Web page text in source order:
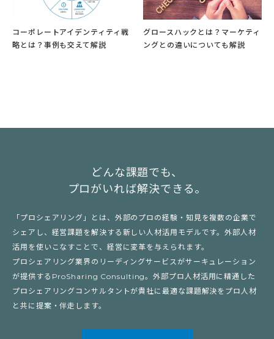
コーポレートアイデンティティ戦
略とは？事例も交えて解説
グロースハックとは？マーケティ
ングとの違いについても解説
どんな課題でも、
プロがいれば解決できる。
「プロシェアリング」とは、外部のプロの経験・知見を複数の企業で
シェアし、経営課題を解決する新しい人材活用モデルです。外部人材
活用を使いこなすことで、経営に変革を与えられます。
プロシェアリング業界のリーディングサービスがサーキュレーション
が提供するProSharing Consulting。外部プロ人材活用に精通した
プロシェアリングコンサルタントが貴社に最適な課題解決をプロ人材
と共に提案・伴走します。